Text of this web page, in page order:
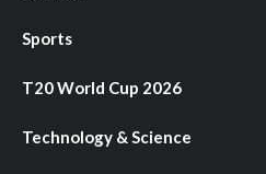
Sports
T20 World Cup 2026
Technology & Science